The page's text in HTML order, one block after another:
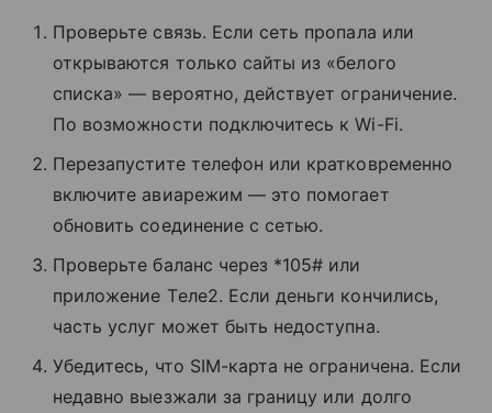
Проверьте связь. Если сеть пропала или
открываются только сайты из «белого
списка» — вероятно, действует ограничение.
По возможности подключитесь к Wi-Fi.
Перезапустите телефон или кратковременно
включите авиарежим — это помогает
обновить соединение с сетью.
Проверьте баланс через *105# или
приложение Tеле2. Если деньги кончились,
часть услуг может быть недоступна.
Убедитесь, что SIM-карта не ограничена. Если
недавно выезжали за границу или долго